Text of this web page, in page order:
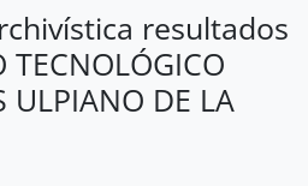
resultados
ULPIANO DE LA